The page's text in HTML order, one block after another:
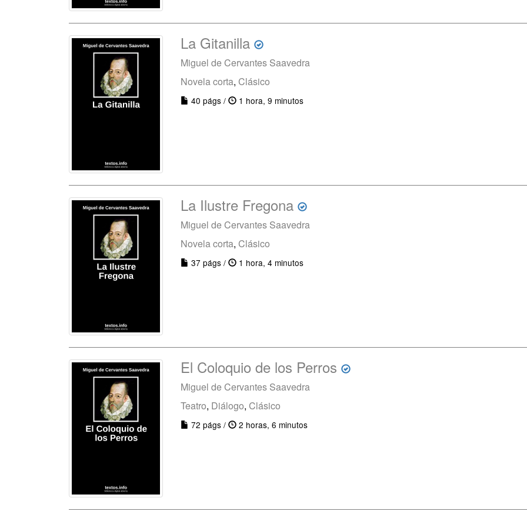
La Gitanilla
Miguel de Cervantes Saavedra
Novela corta, Clásico
40 págs / 1 hora, 9 minutos
La Ilustre Fregona
Miguel de Cervantes Saavedra
Novela corta, Clásico
37 págs / 1 hora, 4 minutos
El Coloquio de los Perros
Miguel de Cervantes Saavedra
Teatro, Diálogo, Clásico
72 págs / 2 horas, 6 minutos